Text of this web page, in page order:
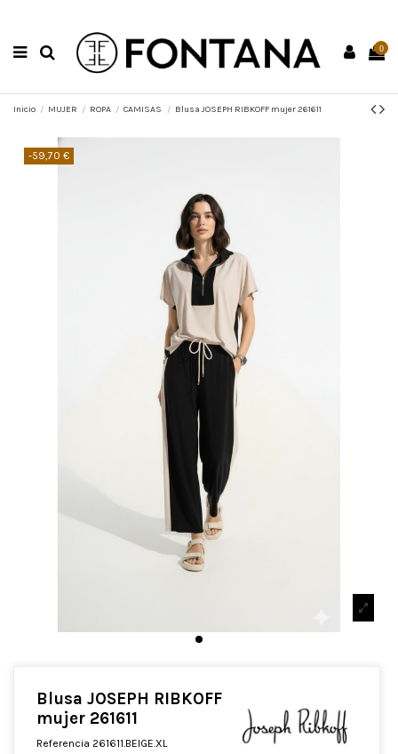
0
Inicio MUJER ROPA CAMISAS Blusa JOSEPH RIBKOFF mujer 261611
-59,70 €
Blusa JOSEPH RIBKOFF
mujer 261611
Referencia 261611.BEIGE.XL